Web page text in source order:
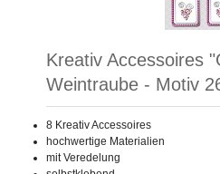
Kreativ Accessoires
Weintraube - Motiv
8 Kreativ Accessoires
hochwertige Materialien
mit Veredelung